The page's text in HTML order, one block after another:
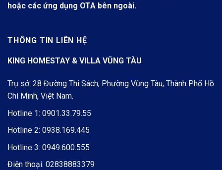
hoặc các ứng dụng OTA bên ngoài.
THÔNG TIN LIÊN HỆ
KING HOMESTAY & VILLA VŨNG TÀU
Trụ sở: 28 Đường Thi Sách, Phường Vũng Tàu, Thành Phố Hồ
Chí Minh, Việt Nam.
Hotline 1: 0901.33.79.55
Hotline 2: 0938.169.445
Hotline 3: 0949.600.555
Điện thoại: 02838883379